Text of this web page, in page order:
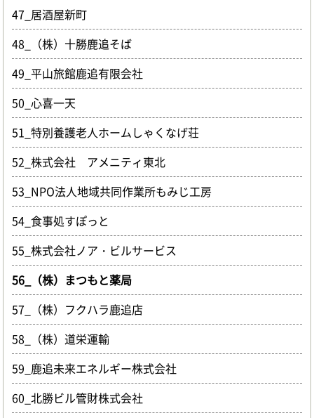
47_居酒屋新町
48_（株）十勝鹿追そば
49_平山旅館鹿追有限会社
50_心喜一天
51_特別養護老人ホームしゃくなげ荘
52_株式会社 アメニティ東北
53_NPO法人地域共同作業所もみじ工房
54_食事処すぽっと
55_株式会社ノア・ビルサービス
56_（株）まつもと薬局
57_（株）フクハラ鹿追店
58_（株）道栄運輸
59_鹿追未来エネルギー株式会社
60_北勝ビル管財株式会社